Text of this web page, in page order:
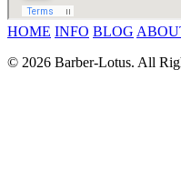
HOME INFO BLOG
© 2026 Barber-Lotus. All